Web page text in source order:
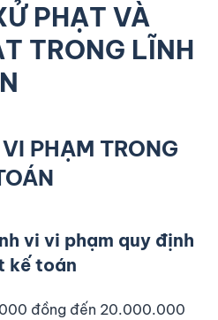
PHẠT VÀ
TRONG LĨNH
PHẠM TRONG
vi vi phạm quy định
kế toán
đồng đến 20.000.000